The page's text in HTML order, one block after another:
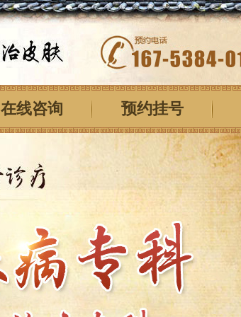
在线咨询 预约挂号